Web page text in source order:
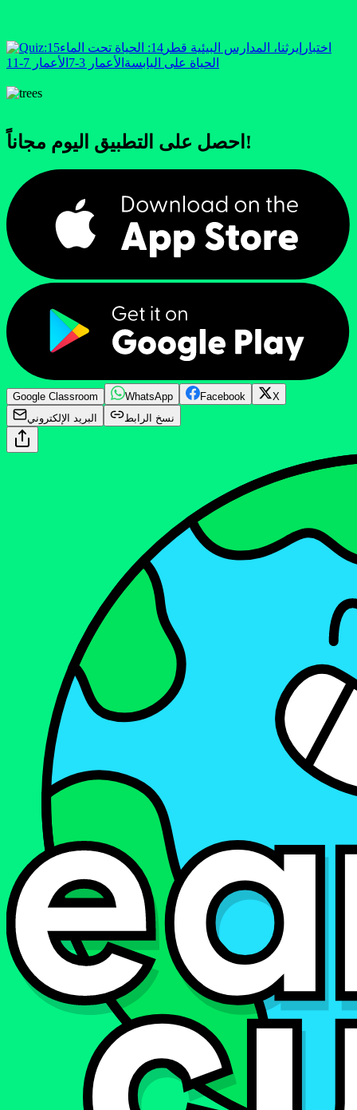
اختبار إيرثنا، المدارس البيئية قطر 14: الحياة تحت الماء
15:
الحياة على اليابسة الأعمار 3-7 الأعمار 7-11
احصل على التطبيق اليوم مجاناً!
Google Classroom WhatsApp Facebook
X
البريد الإلكتروني
نسخ الرابط